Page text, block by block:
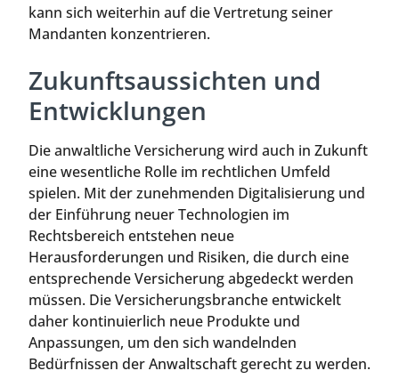
kann sich weiterhin auf die Vertretung seiner
Mandanten konzentrieren.
Zukunftsaussichten und
Entwicklungen
Die anwaltliche Versicherung wird auch in Zukunft
eine wesentliche Rolle im rechtlichen Umfeld
spielen. Mit der zunehmenden Digitalisierung und
der Einführung neuer Technologien im
Rechtsbereich entstehen neue
Herausforderungen und Risiken, die durch eine
entsprechende Versicherung abgedeckt werden
müssen. Die Versicherungsbranche entwickelt
daher kontinuierlich neue Produkte und
Anpassungen, um den sich wandelnden
Bedürfnissen der Anwaltschaft gerecht zu werden.